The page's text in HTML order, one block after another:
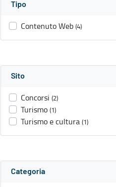
Tipo
Contenuto Web (4)
Sito
Concorsi (2)
Turismo (1)
Turismo e cultura (1)
Categoria